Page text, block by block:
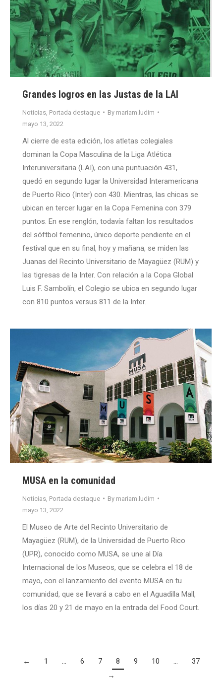
Grandes logros en las Justas de la LAI
Noticias Portada destaque By mariam.ludim
mayo 13, 2022
Al cierre de esta edición, los atletas colegiales
dominan la Copa Masculina de la Liga Atlética
Interuniversitaria (LAI), con una puntuación 431,
quedó en segundo lugar la Universidad Interamericana
de Puerto Rico (Inter) con 430. Mientras, las chicas se
ubican en tercer lugar en la Copa Femenina con 379
puntos. En ese renglón, todavía faltan los resultados
del sóftbol femenino, único deporte pendiente en el
festival que en su final, hoy y mañana, se miden las
Juanas del Recinto Universitario de Mayagüez (RUM) y
las tigresas de la Inter. Con relación a la Copa Global
Luis F. Sambolín, el Colegio se ubica en segundo lugar
con 810 puntos versus 811 de la Inter.
MUSA en la comunidad
Noticias Portada destaque By mariam.ludim
mayo 13, 2022
El Museo de Arte del Recinto Universitario de
Mayagüez (RUM), de la Universidad de Puerto Rico
(UPR), conocido como MUSA, se une al Día
Internacional de los Museos, que se celebra el 18 de
mayo, con el lanzamiento del evento MUSA en tu
comunidad, que se llevará a cabo en el Aguadilla Mall,
los días 20 y 21 de mayo en la entrada del Food Court.
← 1 … 6 7 8 9 10 …
37
→